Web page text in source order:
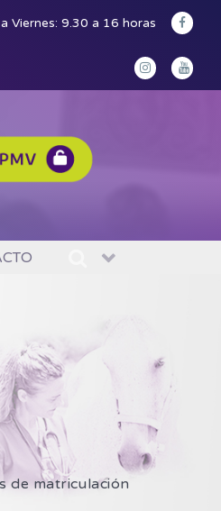
Viernes: 9.30 a 16 horas
de matriculación